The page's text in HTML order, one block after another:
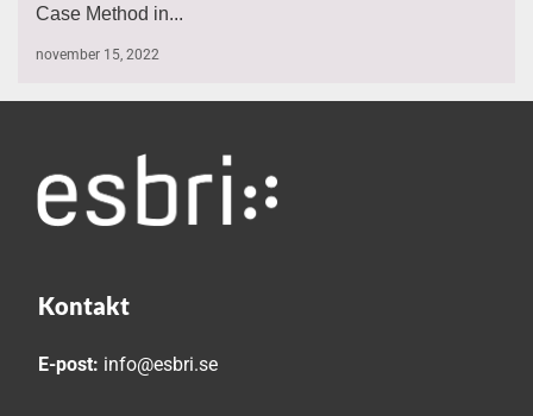
Case Method in...
november 15, 2022
Kontakt
E-post: info@esbri.se